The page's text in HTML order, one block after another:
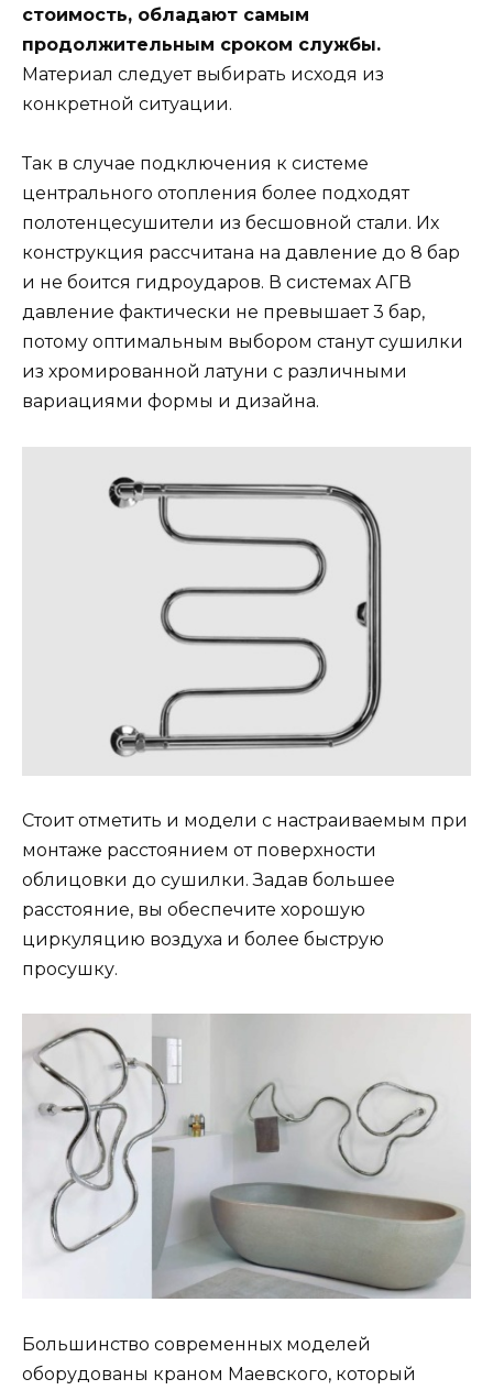
стоимость, обладают самым
продолжительным сроком службы.
Материал следует выбирать исходя из
конкретной ситуации.
Так в случае подключения к системе
центрального отопления более подходят
полотенцесушители из бесшовной стали. Их
конструкция рассчитана на давление до 8 бар
и не боится гидроударов. В системах АГВ
давление фактически не превышает 3 бар,
потому оптимальным выбором станут сушилки
из хромированной латуни с различными
вариациями формы и дизайна.
Стоит отметить и модели с настраиваемым при
монтаже расстоянием от поверхности
облицовки до сушилки. Задав большее
расстояние, вы обеспечите хорошую
циркуляцию воздуха и более быструю
просушку.
Большинство современных моделей
оборудованы краном Маевского, который